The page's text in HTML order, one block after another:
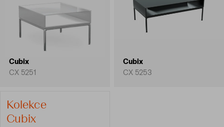
Cubix
CX 5251
Cubix
CX 5253
Kolekce
Cubix